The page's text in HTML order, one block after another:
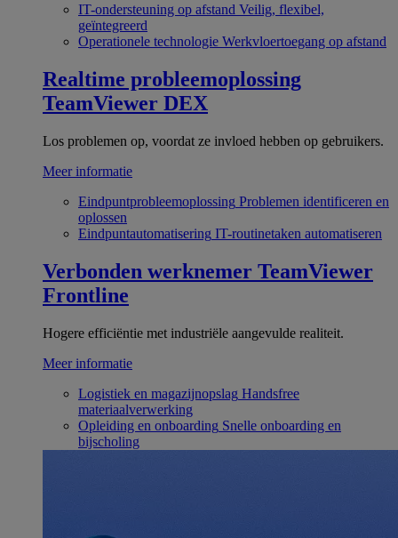
IT-ondersteuning op afstand Veilig, flexibel,
geïntegreerd
Operationele technologie Werkvloertoegang op afstand
Realtime probleemoplossing
TeamViewer DEX
Los problemen op, voordat ze invloed hebben op gebruikers.
Meer informatie
Eindpuntprobleemoplossing Problemen identificeren en
oplossen
Eindpuntautomatisering IT-routinetaken automatiseren
Verbonden werknemer TeamViewer
Frontline
Hogere efficiëntie met industriële aangevulde realiteit.
Meer informatie
Logistiek en magazijnopslag Handsfree
materiaalverwerking
Opleiding en onboarding Snelle onboarding en
bijscholing